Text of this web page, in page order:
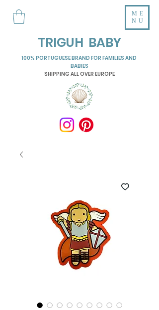
TRIGUH BABY
ME
NU
100% PORTUGUESE BRAND FOR FAMILIES AND
BABIES
SHIPPING ALL OVER EUROPE